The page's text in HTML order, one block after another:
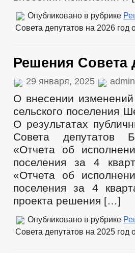
Опубликовано в рубрике
Совета депутатов на 2026 год
Решения Совета
29 января, 2025 admin
О внесении
сельского поселения
О результатах
Совета депутатов
«Отчета об
поселения за 4
«Отчета об
поселения за 4
проекта решения […]
Опубликовано в рубрике
Совета депутатов на 2025 год